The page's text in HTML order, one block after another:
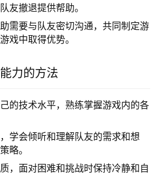
友撤退提供帮助。
需要与队友密切沟通，共同制定游
戏中取得优势。
力的方法
的技术水平，熟练掌握游戏内的各
学会倾听和理解队友的需求和想
略。
，面对困难和挑战时保持冷静和自